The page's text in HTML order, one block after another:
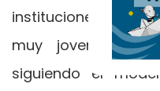
instituciones
muy joven le
siguiendo el